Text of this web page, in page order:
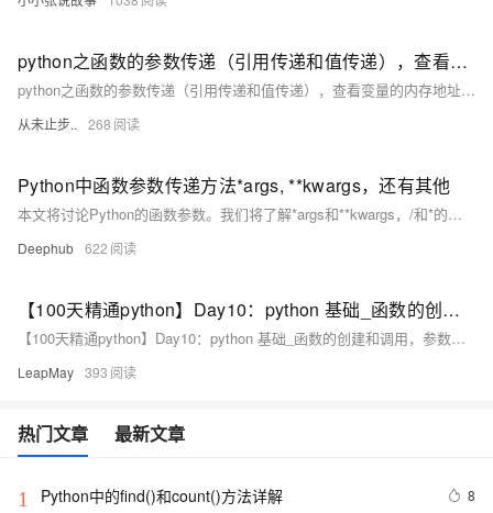
python之函数的参数传递（引用传递和值传递），查看变量的内存地址的方法
python之函数的参数传递（引用传递和值传递），查看变量的内存地址的方法
从未止步.. 268
Python中函数参数传递方法*args, **kwargs，还有其他
本文将讨论Python的函数参数。我们将了解*args和**kwargs，/和*的都是什么，虽然这个问题是一个基本的python问题，但是在我们写代码时会经常遇到，比如timm中就大量使用了这样的参数传递方式。
Deephub 622
【100天精通python】Day10：python 基础_函数的创建和调用，参数传递，返回值，变量作用域以及匿名函数
【100天精通python】Day10：python 基础_函数的创建和调用，参数传递，返回值，变量作用域以及匿名函数
LeapMay 393
热门文章 最新文章
1 Python中的find()和count()方法详解 8